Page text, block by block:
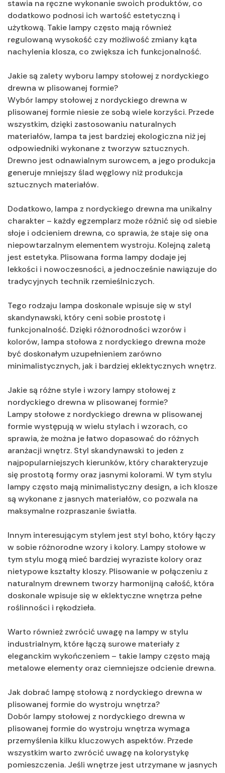
stawia na ręczne wykonanie swoich produktów, co
dodatkowo podnosi ich wartość estetyczną i
użytkową. Takie lampy często mają również
regulowaną wysokość czy możliwość zmiany kąta
nachylenia klosza, co zwiększa ich funkcjonalność.
Jakie są zalety wyboru lampy stołowej z nordyckiego
drewna w plisowanej formie?
Wybór lampy stołowej z nordyckiego drewna w
plisowanej formie niesie ze sobą wiele korzyści. Przede
wszystkim, dzięki zastosowaniu naturalnych
materiałów, lampa ta jest bardziej ekologiczna niż jej
odpowiedniki wykonane z tworzyw sztucznych.
Drewno jest odnawialnym surowcem, a jego produkcja
generuje mniejszy ślad węglowy niż produkcja
sztucznych materiałów.
Dodatkowo, lampa z nordyckiego drewna ma unikalny
charakter – każdy egzemplarz może różnić się od siebie
słoje i odcieniem drewna, co sprawia, że staje się ona
niepowtarzalnym elementem wystroju. Kolejną zaletą
jest estetyka. Plisowana forma lampy dodaje jej
lekkości i nowoczesności, a jednocześnie nawiązuje do
tradycyjnych technik rzemieślniczych.
Tego rodzaju lampa doskonale wpisuje się w styl
skandynawski, który ceni sobie prostotę i
funkcjonalność. Dzięki różnorodności wzorów i
kolorów, lampa stołowa z nordyckiego drewna może
być doskonałym uzupełnieniem zarówno
minimalistycznych, jak i bardziej eklektycznych wnętrz.
Jakie są różne style i wzory lampy stołowej z
nordyckiego drewna w plisowanej formie?
Lampy stołowe z nordyckiego drewna w plisowanej
formie występują w wielu stylach i wzorach, co
sprawia, że można je łatwo dopasować do różnych
aranżacji wnętrz. Styl skandynawski to jeden z
najpopularniejszych kierunków, który charakteryzuje
się prostotą formy oraz jasnymi kolorami. W tym stylu
lampy często mają minimalistyczny design, a ich klosze
są wykonane z jasnych materiałów, co pozwala na
maksymalne rozpraszanie światła.
Innym interesującym stylem jest styl boho, który łączy
w sobie różnorodne wzory i kolory. Lampy stołowe w
tym stylu mogą mieć bardziej wyraziste kolory oraz
nietypowe kształty kloszy. Plisowanie w połączeniu z
naturalnym drewnem tworzy harmonijną całość, która
doskonale wpisuje się w eklektyczne wnętrza pełne
roślinności i rękodzieła.
Warto również zwrócić uwagę na lampy w stylu
industrialnym, które łączą surowe materiały z
eleganckim wykończeniem – takie lampy często mają
metalowe elementy oraz ciemniejsze odcienie drewna.
Jak dobrać lampę stołową z nordyckiego drewna w
plisowanej formie do wystroju wnętrza?
Dobór lampy stołowej z nordyckiego drewna w
plisowanej formie do wystroju wnętrza wymaga
przemyślenia kilku kluczowych aspektów. Przede
wszystkim warto zwrócić uwagę na kolorystykę
pomieszczenia. Jeśli wnętrze jest utrzymane w jasnych